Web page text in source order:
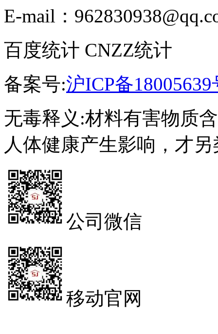
E-mail：
百度统计 CNZZ统计
备案号:沪ICP备18005639
无毒释义:材料有害物质
人体健康产生影响，才
公司微信
移动官网